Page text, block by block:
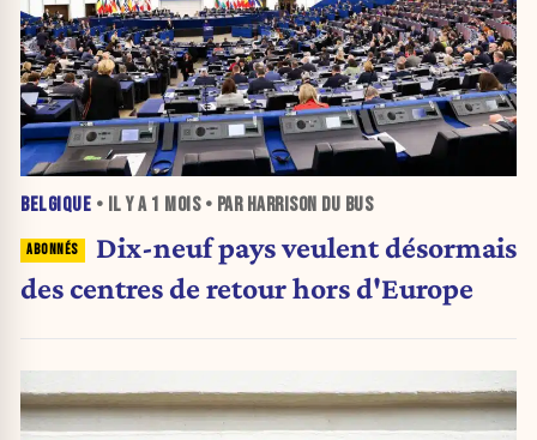
BELGIQUE • IL Y A 1 MOIS• PAR HARRISON DU BUS
Dix-neuf pays veulent désormais
des centres de retour hors d'Europe